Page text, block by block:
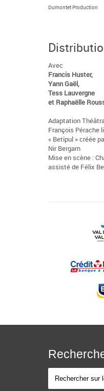
Dumontet Production
Avec
Francis Huster,
Yann Gaël,
Tess Lauvergne
et Raphaëlle
Adaptation
François Pérache
« Betipul » créée
Nir Bergam
Mise en scène :
assisté de Félix